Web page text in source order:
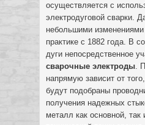
осуществляется с
электродуговой сварки.
небольшими
практике с 1882 года. В
дуги непосредственное
сварочные электроды.
напрямую зависит от
будут подобраны
получения надежных
металл как основной, так